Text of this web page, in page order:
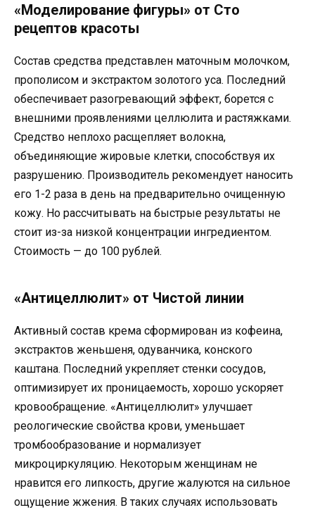
«Моделирование фигуры» от Сто
рецептов красоты
Состав средства представлен маточным молочком,
прополисом и экстрактом золотого уса. Последний
обеспечивает разогревающий эффект, борется с
внешними проявлениями целлюлита и растяжками.
Средство неплохо расщепляет волокна,
объединяющие жировые клетки, способствуя их
разрушению. Производитель рекомендует наносить
его 1-2 раза в день на предварительно очищенную
кожу. Но рассчитывать на быстрые результаты не
стоит из-за низкой концентрации ингредиентом.
Стоимость — до 100 рублей.
«Антицеллюлит» от Чистой линии
Активный состав крема сформирован из кофеина,
экстрактов женьшеня, одуванчика, конского
каштана. Последний укрепляет стенки сосудов,
оптимизирует их проницаемость, хорошо ускоряет
кровообращение. «Антицеллюлит» улучшает
реологические свойства крови, уменьшает
тромбообразование и нормализует
микроциркуляцию. Некоторым женщинам не
нравится его липкость, другие жалуются на сильное
ощущение жжения. В таких случаях использовать